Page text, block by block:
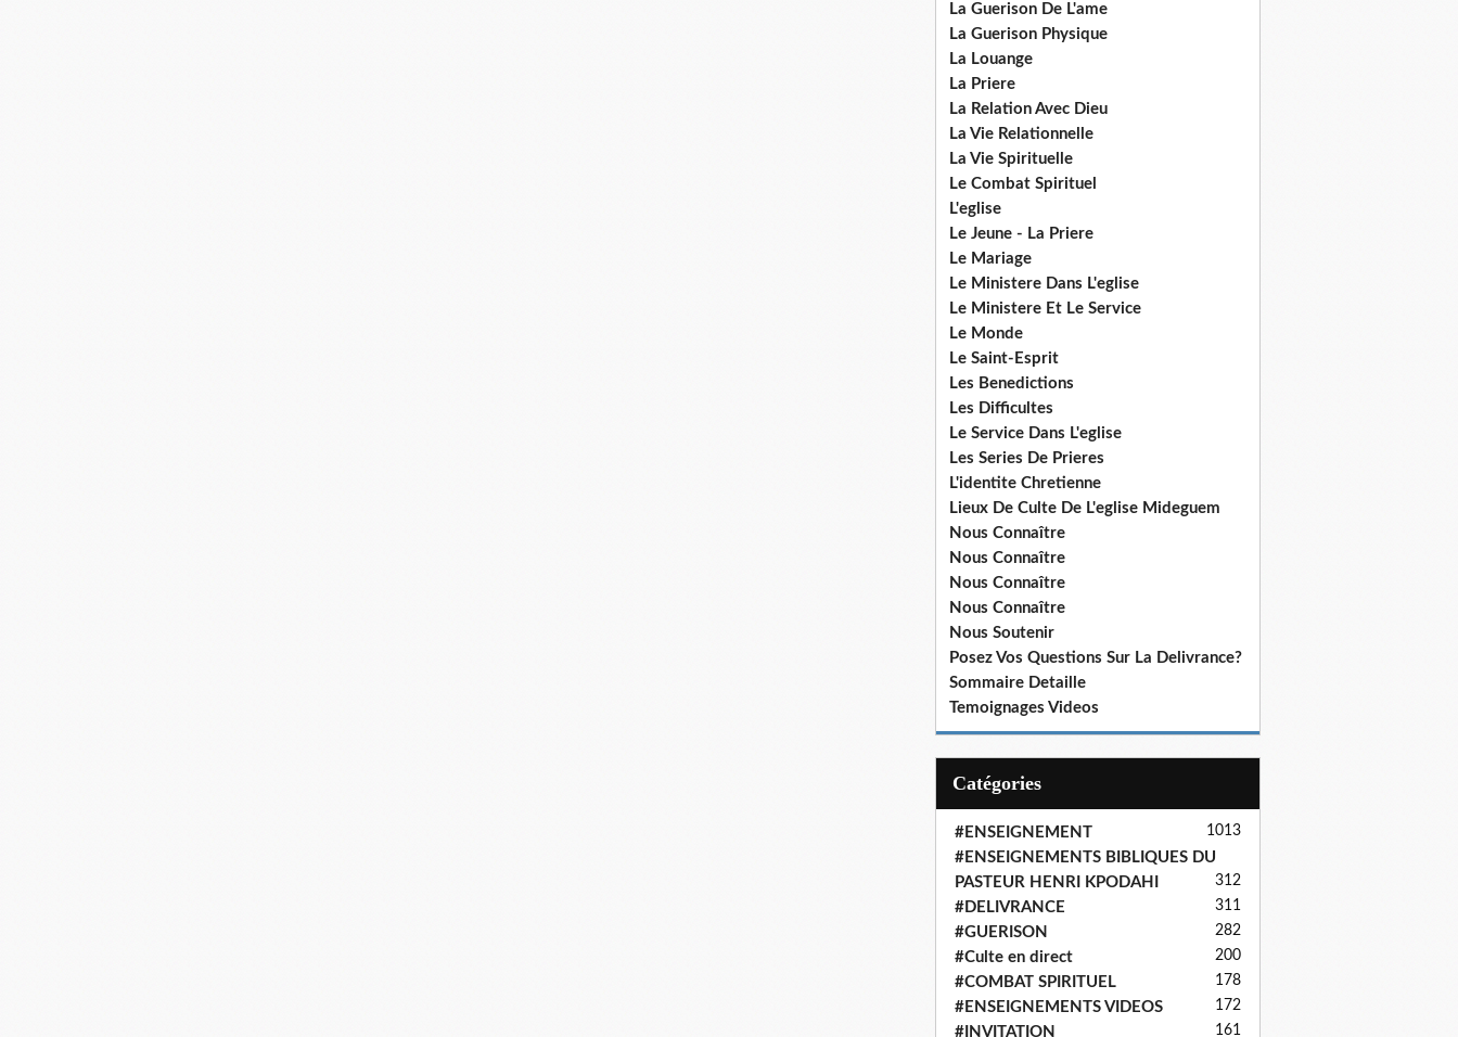
La Guerison De L'ame
La Guerison Physique
La Louange
La Priere
La Relation Avec Dieu
La Vie Relationnelle
La Vie Spirituelle
Le Combat Spirituel
L'eglise
Le Jeune - La Priere
Le Mariage
Le Ministere Dans L'eglise
Le Ministere Et Le Service
Le Monde
Le Saint-Esprit
Les Benedictions
Les Difficultes
Le Service Dans L'eglise
Les Series De Prieres
L'identite Chretienne
Lieux De Culte De L'eglise Mideguem
Nous Connaître
Nous Connaître
Nous Connaître
Nous Connaître
Nous Soutenir
Posez Vos Questions Sur La Delivrance?
Sommaire Detaille
Temoignages Videos
Catégories
#ENSEIGNEMENT 1013
#ENSEIGNEMENTS BIBLIQUES DU
PASTEUR HENRI KPODAHI
312
#DELIVRANCE 311
#GUERISON 282
#Culte en direct 200
#COMBAT SPIRITUEL 178
#ENSEIGNEMENTS VIDEOS 172
#INVITATION 161